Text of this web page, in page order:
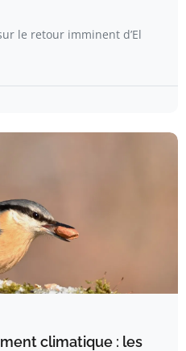
le retour imminent d’El
climatique : les